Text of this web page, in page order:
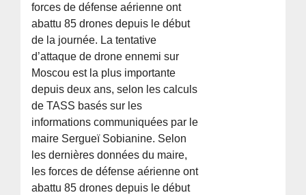
forces de défense aérienne ont
abattu 85 drones depuis le début
de la journée. La tentative
d’attaque de drone ennemi sur
Moscou est la plus importante
depuis deux ans, selon les calculs
de TASS basés sur les
informations communiquées par le
maire Sergueï Sobianine. Selon
les dernières données du maire,
les forces de défense aérienne ont
abattu 85 drones depuis le début